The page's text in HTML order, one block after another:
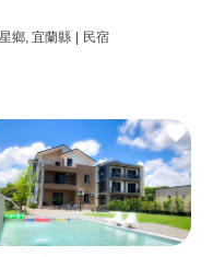
鄉, 宜蘭縣 | 民宿